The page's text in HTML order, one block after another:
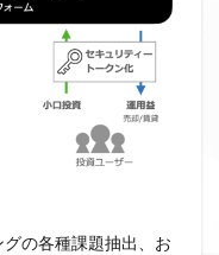
グの各種課題抽出、お